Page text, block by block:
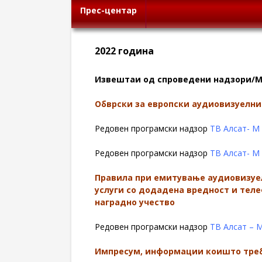
Прес-центар
2022 година
Извештаи од спроведени надзори/
Обврски за европски
Редовен програмски надзор ТВ Алсат- М
Редовен програмски надзор ТВ Алсат- М
Правила при емитување
услуги со додадена вредност и
наградно учество
Редовен програмски надзор ТВ Алсат –
Импресум, информации коишто